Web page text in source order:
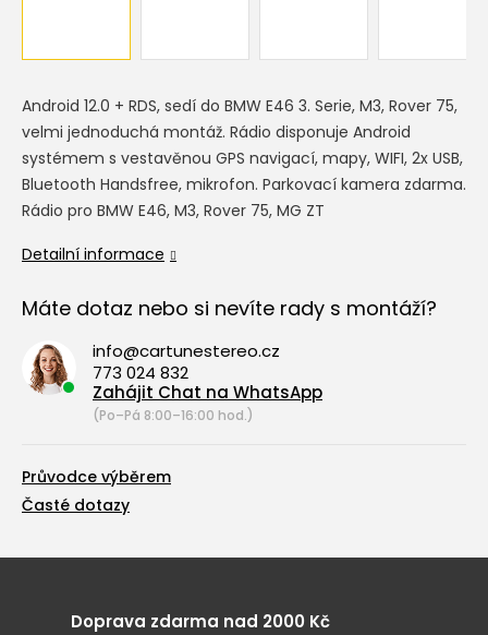
Android 12.0 + RDS, sedí do BMW E46 3. Serie, M3, Rover 75,
velmi jednoduchá montáž. Rádio disponuje Android
systémem s vestavěnou GPS navigací, mapy, WIFI, 2x USB,
Bluetooth Handsfree, mikrofon. Parkovací kamera zdarma.
Rádio pro BMW E46, M3, Rover 75, MG ZT
Detailní informace
Máte dotaz nebo si nevíte rady s montáží?
info@cartunestereo.cz
773 024 832
Zahájit Chat na WhatsApp
(Po–Pá 8:00–16:00 hod.)
Průvodce výběrem
Časté dotazy
Doprava zdarma nad 2000 Kč